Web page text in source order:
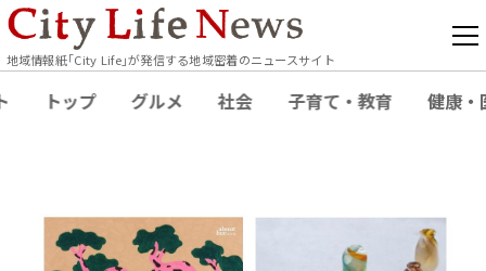
地域情報紙｢City Life｣が発信する地域密着のニュースサイト
トップ グルメ 社会 子育て・教育 健康・